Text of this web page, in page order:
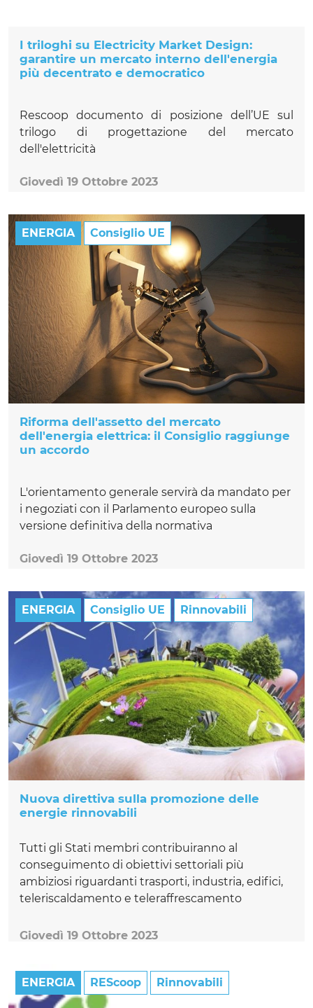
I triloghi su Electricity Market Design:
garantire un mercato interno dell'energia
più decentrato e democratico
Rescoop documento di posizione dell’UE sul
trilogo di progettazione del mercato
dell'elettricità
Giovedì 19 Ottobre 2023
ENERGIA Consiglio UE
Riforma dell'assetto del mercato
dell'energia elettrica: il Consiglio raggiunge
un accordo
L'orientamento generale servirà da mandato per
i negoziati con il Parlamento europeo sulla
versione definitiva della normativa
Giovedì 19 Ottobre 2023
ENERGIA Consiglio UE Rinnovabili
Nuova direttiva sulla promozione delle
energie rinnovabili
Tutti gli Stati membri contribuiranno al
conseguimento di obiettivi settoriali più
ambiziosi riguardanti trasporti, industria, edifici,
teleriscaldamento e teleraffrescamento
Giovedì 19 Ottobre 2023
ENERGIA REScoop Rinnovabili